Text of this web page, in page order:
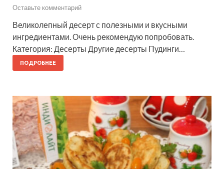
Оставьте комментарий
Великолепный десерт с полезными и вкусными
ингредиентами. Очень рекомендую попробовать.
Категория: Десерты Другие десерты Пудинги…
ПОДРОБНЕЕ